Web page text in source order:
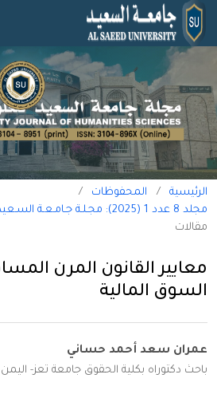
الرئيسية / المحفوظات
/
مجلد 8 عدد 1 (2025): مجـلـة جـامـعـة السـعيد للعلـوم الإنسـانية
مقالات
معايير القانون المرن
السوق المالية
عمران سعد أحمد حساني
باحث دكتوراه بكلية الحقوق جامعة تعز- اليمن